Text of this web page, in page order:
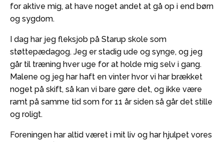
for aktive mig, at have noget andet at gå op i end børn
og sygdom.
I dag har jeg fleksjob på Starup skole som
støttepædagog. Jeg er stadig ude og synge, og jeg
går til træning hver uge for at holde mig selv i gang.
Malene og jeg har haft en vinter hvor vi har brækket
noget på skift, så kan vi bare gøre det, og ikke være
ramt på samme tid som for 11 år siden så går det stille
og roligt.
Foreningen har altid været i mit liv og har hjulpet vores